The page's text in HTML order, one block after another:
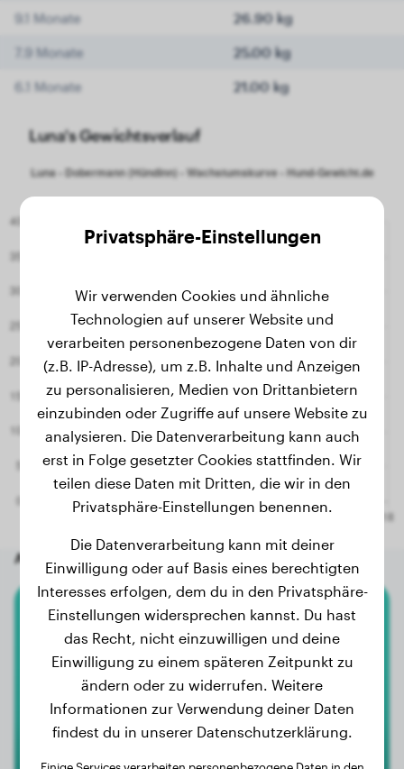
9.1 Monate 26.90 kg
7.9 Monate 25.00 kg
6.1 Monate 21.00 kg
Luna's Gewichtsverlauf
Andere zufällige Hunde
Labrador Retriever
Kiara
Privatsphäre-Einstellungen
Wir verwenden Cookies und ähnliche
Technologien auf unserer Website und
verarbeiten personenbezogene Daten von dir
(z.B. IP-Adresse), um z.B. Inhalte und Anzeigen
zu personalisieren, Medien von Drittanbietern
einzubinden oder Zugriffe auf unsere Website zu
analysieren. Die Datenverarbeitung kann auch
erst in Folge gesetzter Cookies stattfinden. Wir
teilen diese Daten mit Dritten, die wir in den
Privatsphäre-Einstellungen benennen.
Die Datenverarbeitung kann mit deiner
Einwilligung oder auf Basis eines berechtigten
Interesses erfolgen, dem du in den Privatsphäre-
Einstellungen widersprechen kannst. Du hast
das Recht, nicht einzuwilligen und deine
Einwilligung zu einem späteren Zeitpunkt zu
ändern oder zu widerrufen. Weitere
Informationen zur Verwendung deiner Daten
findest du in unserer Datenschutzerklärung.